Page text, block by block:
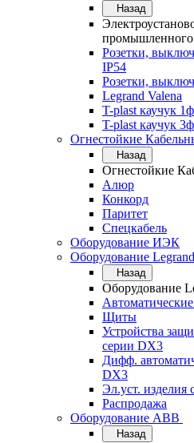
Назад
промышленного
Розетки,
IP54
Розетки,
Legrand Valena
T-plast каучук
T-plast каучук
Огнестойкие
Назад
Огнестойкие
Алюр
Конкорд
Паритет
Спецкабель
Оборудование ИЭК
Оборудование Legrand
Назад
Оборудование
Щиты
Устройства
серии DX3
Дифф.
DX3
Эл.уст. изделия
Распродажа
Оборудование АВВ
Назад